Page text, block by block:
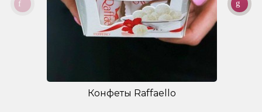
Конфеты Raffaello